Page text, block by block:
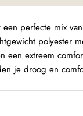
een perfecte mix
polyester
een extreem
je droog en